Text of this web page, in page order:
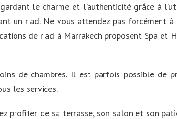
le charme et l’authenticité grâce à
un riad. Ne vous attendez pas forcément
de riad à Marrakech proposent Spa et
de chambres. Il est parfois possible de
les services.
profiter de sa terrasse, son salon et son